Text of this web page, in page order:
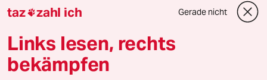
team zukunft
taz frisch
taz zahl ich
taz zahl ich Gerade nicht
Links lesen, rechts
bekämpfen